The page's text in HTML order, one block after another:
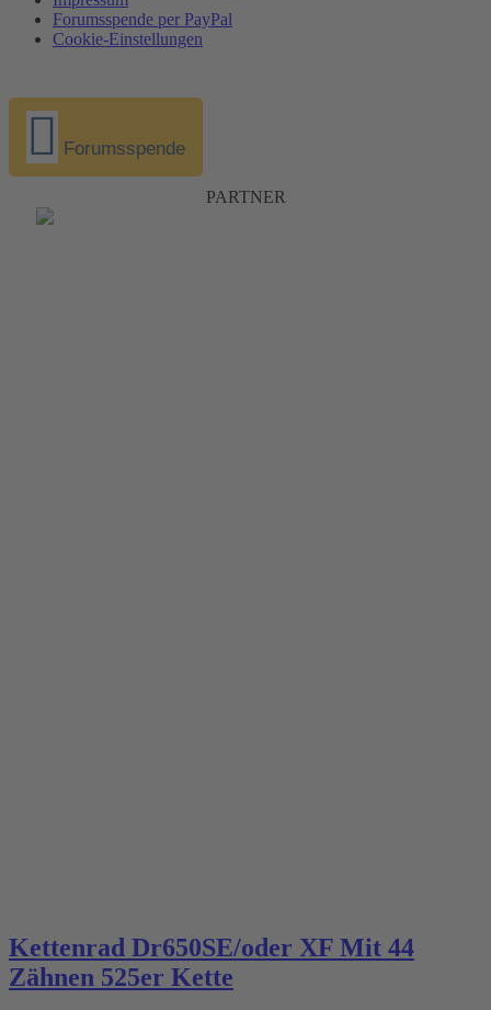
Forumsspende per PayPal
Cookie-Einstellungen
Forumsspende
PARTNER
Kettenrad Dr650SE/oder XF Mit 44
Zähnen 525er Kette